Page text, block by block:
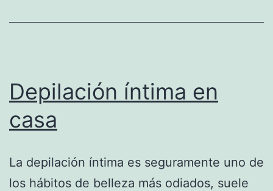
Depilación íntima en
casa
La depilación íntima es seguramente uno de
los hábitos de belleza más odiados, suele